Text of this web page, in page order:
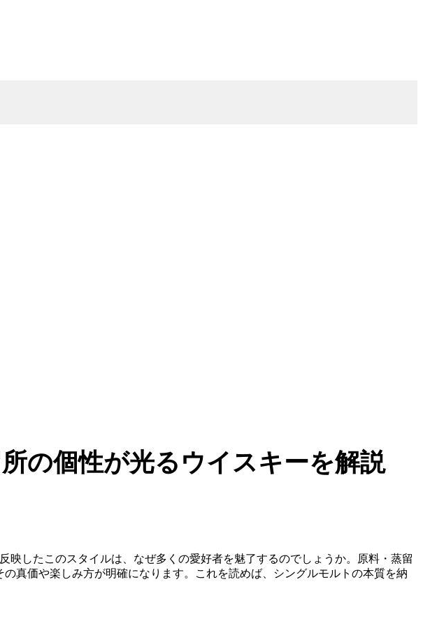
の個性が光るウイスキーを解説
映したこのスタイルは、なぜ多くの愛好者を魅了するのでしょうか。原料・蒸留
真価や楽しみ方が明確になります。これを読めば、シングルモルトの本質を納